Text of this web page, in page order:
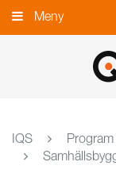
Gå
till
Meny
IQS